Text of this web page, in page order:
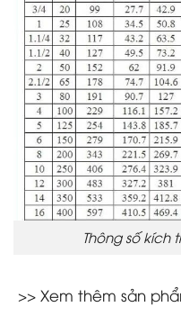
Thông số kích
>> Xem thêm sản